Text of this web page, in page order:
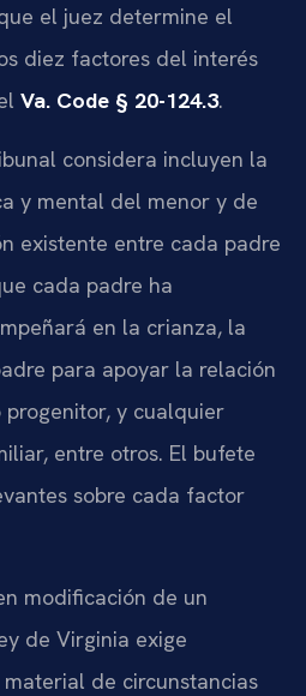
el juez determine el
diez factores del interés
Va. Code § 20-124.3.
considera incluyen la
y mental del menor y de
existente entre cada padre
cada padre ha
en la crianza, la
para apoyar la relación
y cualquier
entre otros. El bufete
sobre cada factor
modificación de un
de Virginia exige
de circunstancias